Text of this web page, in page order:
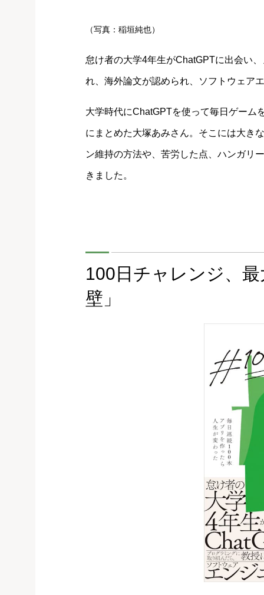
（写真：稲垣純也）
怠け者の大学4年生がChatGPTに出会い
れ、海外論文が認められ、ソフトウェ
大学時代にChatGPTを使って毎日ゲーム
にまとめた大塚あみさん。そこには大き
ン維持の方法や、苦労した点、ハンガリ
きました。
100日チャレンジ、
壁」